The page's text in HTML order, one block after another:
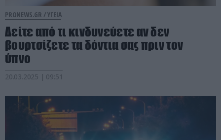
PRONEWS.GR /ΥΓΕΙΑ
Δείτε από τι κινδυνεύετε αν δεν
βουρτσίζετε τα δόντια σας πριν τον
ύπνο
20.03.2025 | 09:51